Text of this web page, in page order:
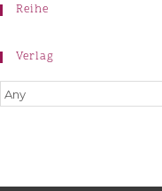
Reihe
Verlag